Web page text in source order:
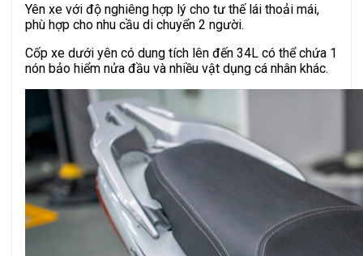
Yên xe với độ nghiêng hợp lý cho tư thế lái thoải mái,
phù hợp cho nhu cầu di chuyển 2 người.
Cốp xe dưới yên có dung tích lên đến 34L có thể chứa 1
nón bảo hiểm nửa đầu và nhiều vật dụng cá nhân khác.